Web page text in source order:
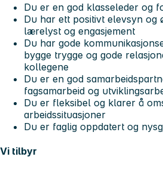
Du er en god klasseleder og
Du har ett positivt elevsyn og
lærelyst og engasjement
Du har gode
bygge trygge og gode
kollegene
Du er en god
fagsamarbeid og
Du er fleksibel og klarer å
arbeidssituasjoner
Du er faglig oppdatert og
Vi tilbyr